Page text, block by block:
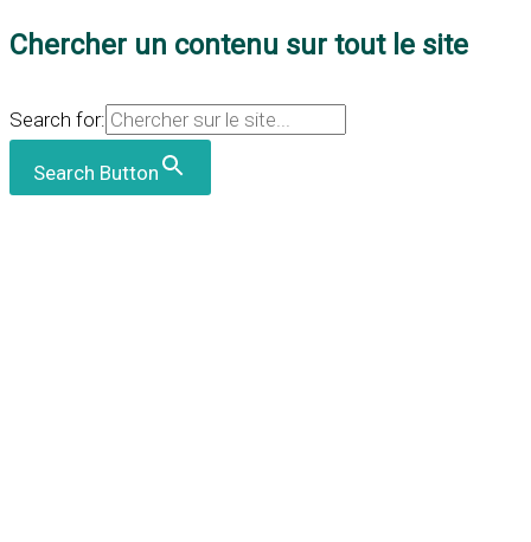
Chercher un contenu sur tout le site
Search for:
Search Button